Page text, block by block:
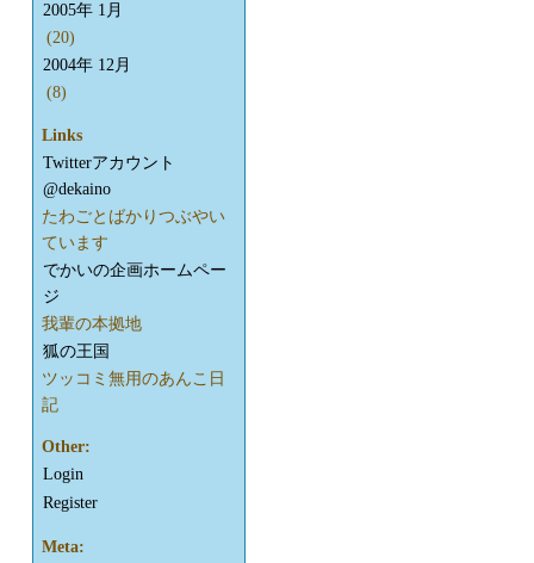
2005年 1月
(20)
2004年 12月
(8)
Links
Twitterアカウント
@dekaino
たわごとばかりつぶやい
ています
でかいの企画ホームペー
ジ
我輩の本拠地
狐の王国
ツッコミ無用のあんこ日
記
Other:
Login
Register
Meta: